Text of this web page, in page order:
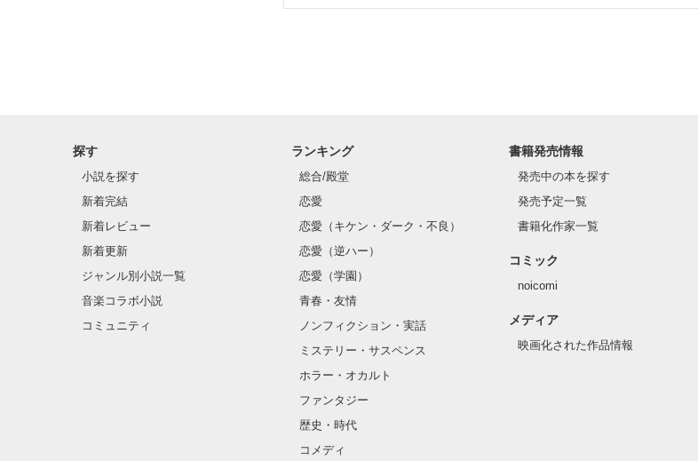
野いちご
総合 最高3位！
ジャンル別 最高1位！
ありがとうございます❀
※こちらの作品は、以前出していたしたものの長編バージョンになり
龍牙・幹部。
森本　一樹(もりもと　いつき)
龍牙・幹部。
滝井　遥(たきい　はるか)
龍牙・幹部。
三人の姿に勇気をもらい、「私も一歩踏み出してみたい」と思えるよ
恋、友情、夢、そして成長。
笑って、ときどき泣ける。
〜青春群像劇〜
探す
小説を探す
新着完結
新着レビュー
新着更新
ジャンル別小説一覧
音楽コラボ小説
コミュニティ
ランキング
総合/殿堂
恋愛
恋愛（キケン・ダーク・不良）
恋愛（逆ハー）
恋愛（学園）
青春・友情
ノンフィクション・実話
ミステリー・サスペンス
ホラー・オカルト
ファンタジー
歴史・時代
コメディ
書籍発売情報
発売中の本を探す
発売予定一覧
書籍化作家一覧
コミック
noicomi
メディア
映画化された作品情報